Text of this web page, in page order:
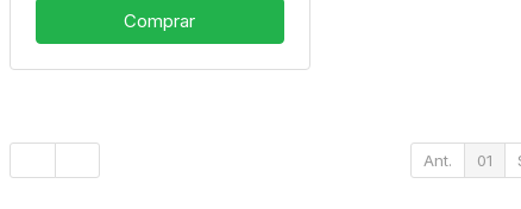
Comprar
Ant. 01